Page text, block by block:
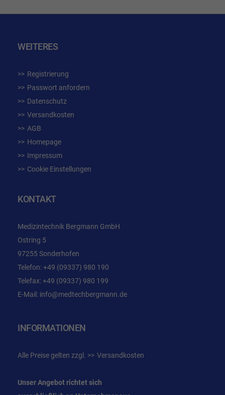
WEITERES
Registrierung
Passwort anfordern
Datenschutz
Versandkosten
AGB
Homepage
Impressum
Cookie Einstellungen
KONTAKT
Medizintechnik Bergmann GmbH
Ostring 5
97255 Sonderhofen
Telefon:+49 (09337) 980 190
Telefax: +49 (09337) 980 199
E-Mail: info@medtechbergmann.de
INFORMATIONEN
Alle Preise gelten zzgl. Versandkosten
Unser Angebot richtet sich